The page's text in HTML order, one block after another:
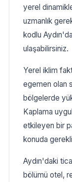
yerel
uzmanlık
kodlu
ulaşabilirsiniz.
Yerel iklim
egemen olan
bölgelerde
Kaplama
etkileyen bir
konuda
Aydın'daki
bölümü otel,